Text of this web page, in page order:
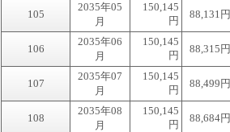
105
2035年05
月
150,145
円
88,131円
106
2035年06
月
150,145
円
88,315円
107
2035年07
月
150,145
円
88,499円
108
2035年08
月
150,145
円
88,684円